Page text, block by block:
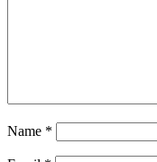
Name *